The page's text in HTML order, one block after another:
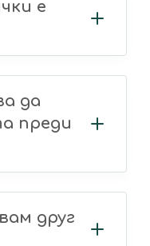
е
да
преди
друг